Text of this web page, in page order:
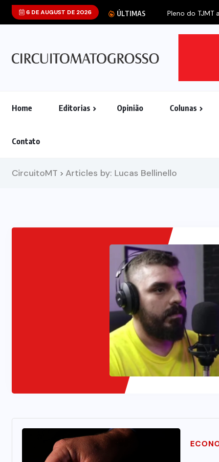
6 DE AUGUST DE 2026 ÚLTIMAS
Home Editorias Opinião Colunas
Contato
CircuitoMT > Articles by: Lucas Bellinello